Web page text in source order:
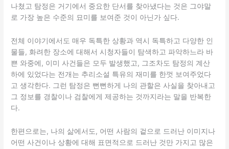
나쳤고 탐정은 거기에서 중요한 단서를 찾아냈다는 것은 그야말
로 가장 높은 수준의 묘미를 보여준 것이 아닌가 싶다.
전체 이야기에서도 매우 독특한 상황과 역시 독특하고 다양한 인
물들, 화려한 장소에 대해서 시청자들이 탐색하고 파악하느라 바
쁜 와중에, 이미 사건들은 모두 발생했고, 그조차도 탐정의 계산
하에 있었다는 전개는 추리소설 특유의 재미를 한껏 보여주었다
고 생각한다. 그런 탐정은 뻔뻔하게 나의 관할은 사실을 찾아내고
그 정보를 경찰이나 검찰에게 제공하는 것까지라는 말을 반복한
다.
한편으로는, 나의 삶에서도, 어떤 사람의 겉으로 드러난 이미지나
어떤 사건이나 상황에 대해 표면적으로 드러난 것만 가지고 많은